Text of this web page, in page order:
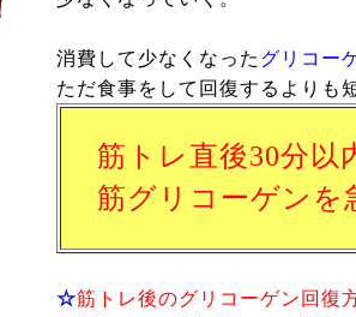
消費して少なくなった グリコー
ただ食事をして回復するよりも
筋トレ直後30分以
筋グリコーゲンを
☆筋トレ後のグリコーゲン回復